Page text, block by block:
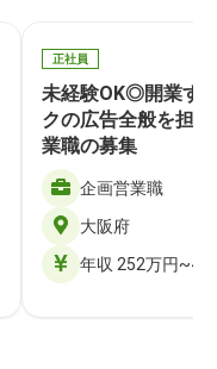
正社員
未経験OK◎開業す
クの広告全般を担
業職の募集
企画営業職
大阪府
年収 252万円